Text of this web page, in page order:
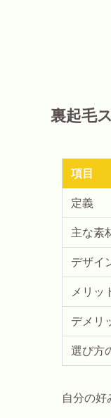
裏起毛
項目
定義
主な素
デザイ
メリッ
デメリ
選び方
自分の好